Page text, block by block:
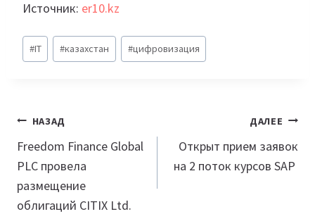
Источник: er10.kz
Метки
записи:
#IT #казахстан #цифровизация
Навигация
по
записям
НАЗАД
Freedom Finance Global
PLC провела
размещение
облигаций CITIX Ltd.
ДАЛЕЕ
Открыт прием заявок
на 2 поток курсов SAP